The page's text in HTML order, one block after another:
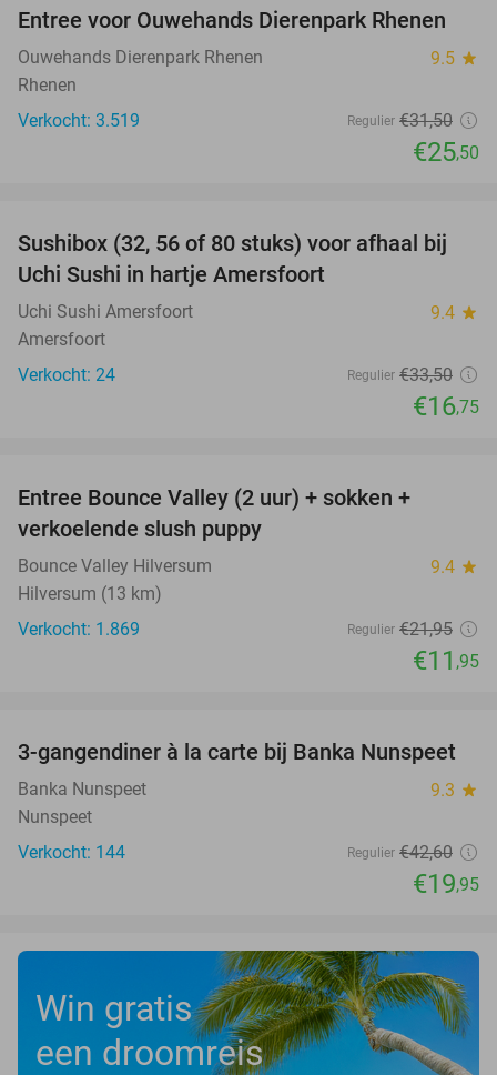
19%
Entree voor Ouwehands Dierenpark Rhenen
Ouwehands Dierenpark Rhenen 9.5 star
Rhenen
Verkocht: 3.519
Regulier €31,50
€25,50
50%
Sushibox (32, 56 of 80 stuks) voor afhaal bij
Uchi Sushi in hartje Amersfoort
Uchi Sushi Amersfoort 9.4 star
Amersfoort
Verkocht: 24
Regulier €33,50
€16,75
Entree Bounce Valley (2 uur) + sokken +
verkoelende slush puppy
Bounce Valley Hilversum 9.4 star
Hilversum (13 km)
Verkocht: 1.869
Regulier €21,95
€11 ,95
53%
3-gangendiner à la carte bij Banka Nunspeet
Banka Nunspeet 9.3 star
Nunspeet
Verkocht: 144
Regulier €42,60
€19,95
Win gratis
een droomreis